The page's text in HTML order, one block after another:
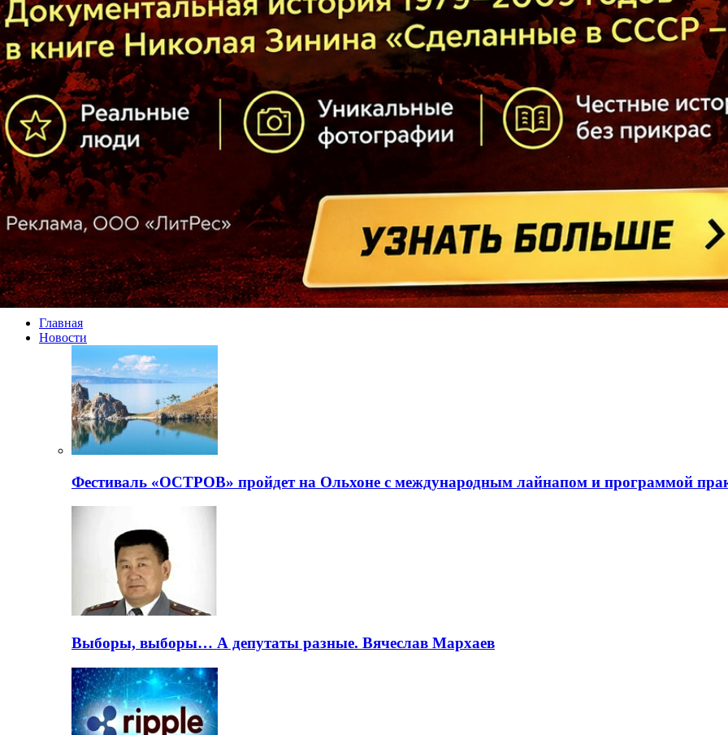
Главная
Новости
Фестиваль «ОСТРОВ» пройдет на Ольхоне с международным лайнапом и программой
Выборы, выборы… А депутаты разные. Вячеслав Мархаев